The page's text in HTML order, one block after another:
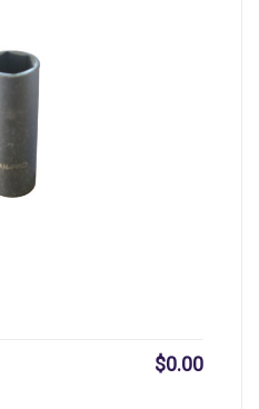
$0.00